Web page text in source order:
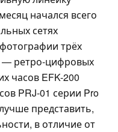
начался всего
сетях
трёх
— ретро-цифровых
часов EFK-200
PRJ-01 серии Pro
представить,
в отличие от